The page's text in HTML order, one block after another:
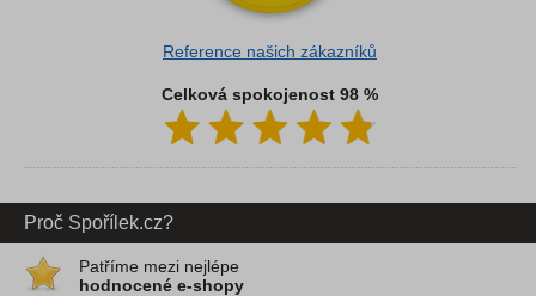
Reference našich zákazníků
Celková spokojenost 98 %
Proč Spořílek.cz?
Patříme mezi nejlépe
hodnocené e-shopy